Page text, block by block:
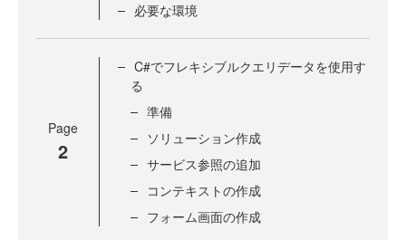
必要な環境
Page
2
C#でフレキシブルクエリデータを使用す
る
準備
ソリューション作成
サービス参照の追加
コンテキストの作成
フォーム画面の作成